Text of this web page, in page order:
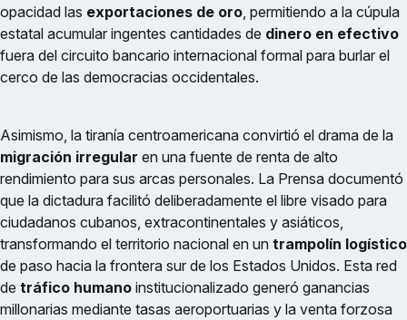
opacidad las exportaciones de oro , permitiendo a la cúpula
estatal acumular ingentes cantidades de dinero en efectivo
fuera del circuito bancario internacional formal para burlar el
cerco de las democracias occidentales.
Asimismo, la tiranía centroamericana convirtió el drama de la
migración irregular en una fuente de renta de alto
rendimiento para sus arcas personales. La Prensa documentó
que la dictadura facilitó deliberadamente el libre visado para
ciudadanos cubanos, extracontinentales y asiáticos,
transformando el territorio nacional en un trampolín logístico
de paso hacia la frontera sur de los Estados Unidos. Esta red
de tráfico humano institucionalizado generó ganancias
millonarias mediante tasas aeroportuarias y la venta forzosa